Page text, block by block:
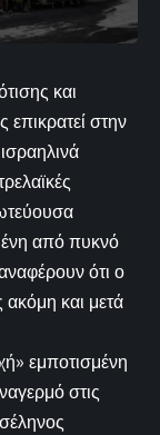
και
επικρατεί στην
από πυκνό
ότι ο
ακόμη και μετά
εμποτισμένη
στις